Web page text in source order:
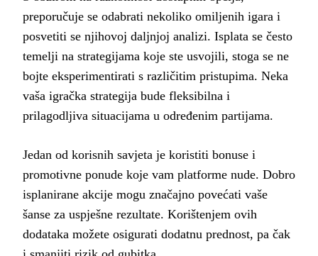
preporučuje se odabrati nekoliko omiljenih igara i
posvetiti se njihovoj daljnjoj analizi. Isplata se često
temelji na strategijama koje ste usvojili, stoga se ne
bojte eksperimentirati s različitim pristupima. Neka
vaša igračka strategija bude fleksibilna i
prilagodljiva situacijama u određenim partijama.
Jedan od korisnih savjeta je koristiti bonuse i
promotivne ponude koje vam platforme nude. Dobro
isplanirane akcije mogu značajno povećati vaše
šanse za uspješne rezultate. Korištenjem ovih
dodataka možete osigurati dodatnu prednost, pa čak